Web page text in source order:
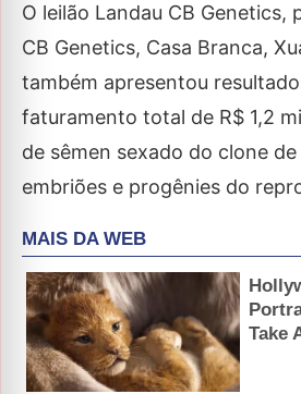
O leilão Landau CB Genetics,
CB Genetics, Casa Branca,
também apresentou
faturamento total de R$ 1,2
de sêmen sexado do clone
embriões e progênies do